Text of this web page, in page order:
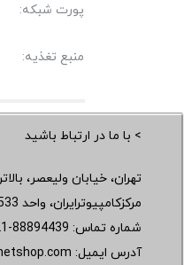
پورت شبکه:
منبع تغذیه:
> با ما در ارتباط باشید
تهران، خیابان ولیعصر،
مرکزکامپیوترایران، واحد 533
شماره تماس: 88894439
آدرس ایمیل: